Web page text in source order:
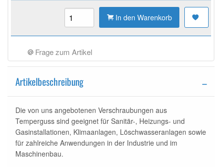
In den Warenkorb
Frage zum Artikel
Artikelbeschreibung
Die von uns angebotenen Verschraubungen aus
Temperguss sind geeignet für Sanitär-, Heizungs- und
Gasinstallationen, Klimaanlagen, Löschwasseranlagen sowie
für zahlreiche Anwendungen in der Industrie und im
Maschinenbau.